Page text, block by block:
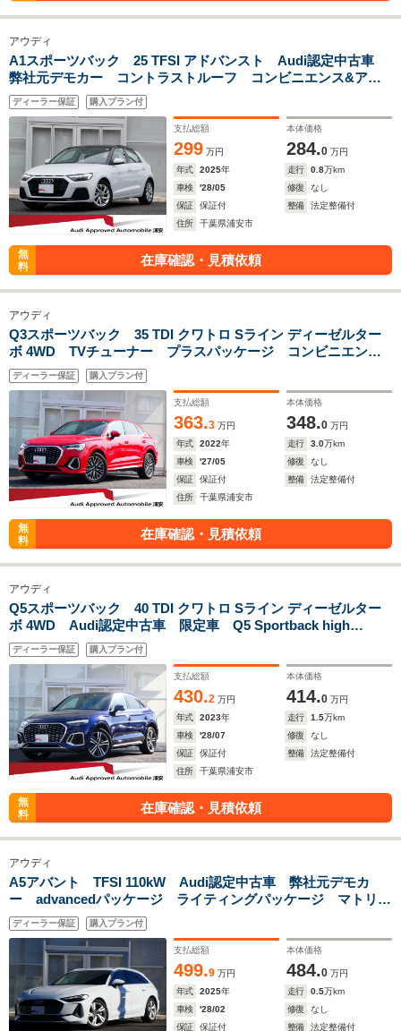
アウディ
A1スポーツバック 25 TFSI アドバンスト Audi認定中古車
弊社元デモカー コントラストルーフ コンビニエンス&アシ
スタンスパッケージ ナビゲーションパッケージ スマートフ
ォンインターフェース Bluetooth 認定中古車保証1年
ディーラー保証 購入プラン付
支払総額
299 万円
本体価格
284.0 万円
年式
2025年 走行 0.8万km
車検
'28/05 修復
なし
保証
保証付 整備
法定整備付
住所
千葉県浦安市
無
料
在庫確認・見積依頼
アウディ
Q3スポーツバック 35 TDI クワトロ Sライン ディーゼルター
ボ 4WD TVチューナー プラスパッケージ コンビニエンス&
アシスタンスパッケージ スマートフォンインターフェイス
プライバシーガラス
ディーラー保証 購入プラン付
支払総額
363.3 万円
本体価格
348.0 万円
年式
2022年 走行 3.0万km
車検
'27/05 修復
なし
保証
保証付 整備
法定整備付
住所
千葉県浦安市
無
料
在庫確認・見積依頼
アウディ
Q5スポーツバック 40 TDI クワトロ Sライン ディーゼルター
ボ 4WD Audi認定中古車 限定車 Q5 Sportback high
style 限定250台 20インチAW マトリクスOLEDリヤライ
ト ファインナッパレザー ダンピングコントロールサス S
line plusパッケージ 認定中古車保証1年
ディーラー保証 購入プラン付
支払総額
430.2 万円
本体価格
414.0 万円
年式
2023年 走行 1.5万km
車検
'28/07 修復
なし
保証
保証付 整備
法定整備付
住所
千葉県浦安市
無
料
在庫確認・見積依頼
アウディ
A5アバント TFSI 110kW Audi認定中古車 弊社元デモカ
ー advancedパッケージ ライティングパッケージ マトリク
スLEDヘッドライト MMIナビゲーション バーチャルコック
ピットプラス 認定中古車保証1年
ディーラー保証 購入プラン付
支払総額
499.9 万円
本体価格
484.0 万円
年式
2025年 走行 0.5万km
車検
'28/02 修復
なし
保証
保証付 整備 法定整備付